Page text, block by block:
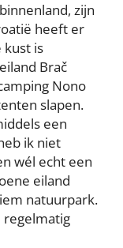
zijn
heeft er
kust is
Brač
Nono
slapen.
een
ik niet
wél echt een
eiland
natuurpark.
regelmatig